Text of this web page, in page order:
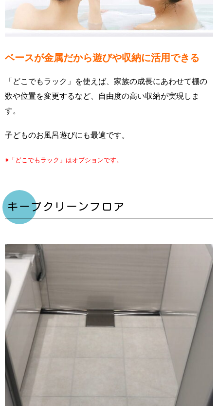
ベースが金属だから遊びや収納に活用できる
「どこでもラック」を使えば、家族の成長にあわせて棚の
数や位置を変更するなど、自由度の高い収納が実現しま
す。
子どものお風呂遊びにも最適です。
※「どこでもラック」はオプションです。
キープクリーンフロア